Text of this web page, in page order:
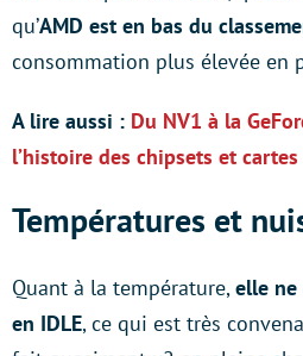
qu’AMD est en bas du
consommation plus élevée en
A lire aussi : Du NV1 à la
l’histoire des chipsets et
Températures et
Quant à la température,elle ne
en IDLE, ce qui est très